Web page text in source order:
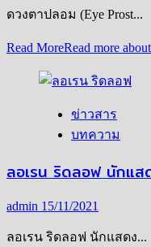
ดวงตาปลอม (Eye Prost...
Read MoreRead more
ข่าวสาร
บทความ
ลอเรน ริดลอฟ นักแส
admin 15/11/2021
ลอเรน ริดลอฟ นักแสดง...